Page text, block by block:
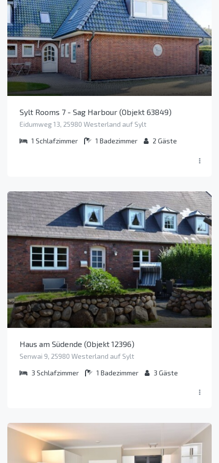
Sylt Rooms 7 - Sag Harbour (Objekt 63849)
Eidumweg 13, 25980 Westerland auf Sylt
1 Schlafzimmer 1 Badezimmer 2 Gäste
Haus am Südende (Objekt 12396)
Senwai 9, 25980 Westerland auf Sylt
3 Schlafzimmer 1 Badezimmer 3 Gäste